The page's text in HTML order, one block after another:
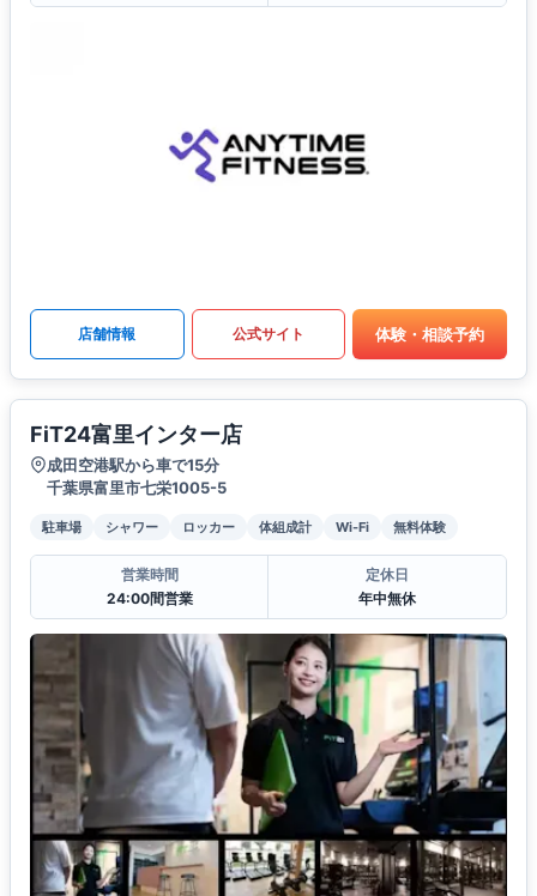
店舗情報 公式サイト 体験・相談予約
FiT24富里インター店
成田空港駅から車で15分
千葉県富里市七栄1005-5
駐車場 シャワー ロッカー 体組成計 Wi-Fi 無料体験
営業時間
24:00間営業
定休日
年中無休